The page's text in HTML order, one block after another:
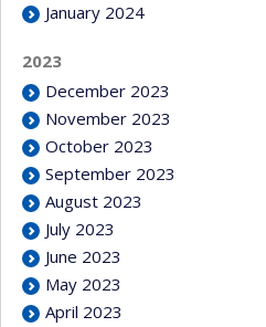
January 2024
2023
December 2023
November 2023
October 2023
September 2023
August 2023
July 2023
June 2023
May 2023
April 2023